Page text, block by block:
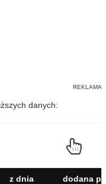
danych:
z dnia dodana